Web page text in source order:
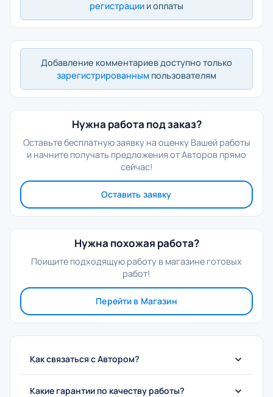
регистрации и оплаты
Добавление комментариев доступно только
зарегистрированным пользователям
Нужна работа под заказ?
Оставьте бесплатную заявку на оценку Вашей работы
и начните получать предложения от Авторов прямо
сейчас!
Оставить заявку
Нужна похожая работа?
Поищите подходящую работу в магазине готовых
работ!
Перейти в Магазин
Как связаться с Автором?
Какие гарантии по качеству работы?